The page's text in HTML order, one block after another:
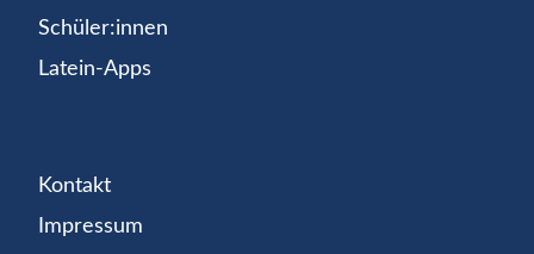
Schüler:innen
Latein-Apps
Kontakt
Impressum